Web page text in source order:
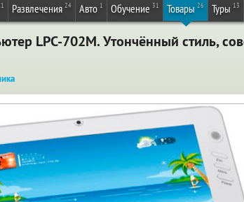
1 Развлечения 24 Авто 1 Обучение 31 Товары 26 Туры 13
LPC-702M. Утончённый стиль,